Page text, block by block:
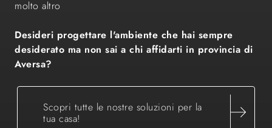
molto altro
Desideri progettare l'ambiente che hai sempre
desiderato ma non sai a chi affidarti in provincia di
Aversa?
Scopri tutte le nostre soluzioni per la
tua casa!